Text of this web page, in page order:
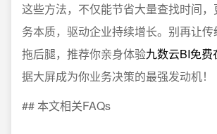
这些方法，不仅能节省大量查找时间
务本质，驱动企业持续增长。别再让
拖后腿，推荐你亲身体验九数云BI免费
据大屏成为你业务决策的最强发动机！
## 本文相关FAQs